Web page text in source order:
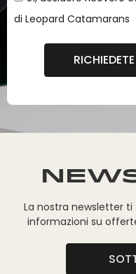
di Leopard Catamarans
La nostra newsletter
informazioni su